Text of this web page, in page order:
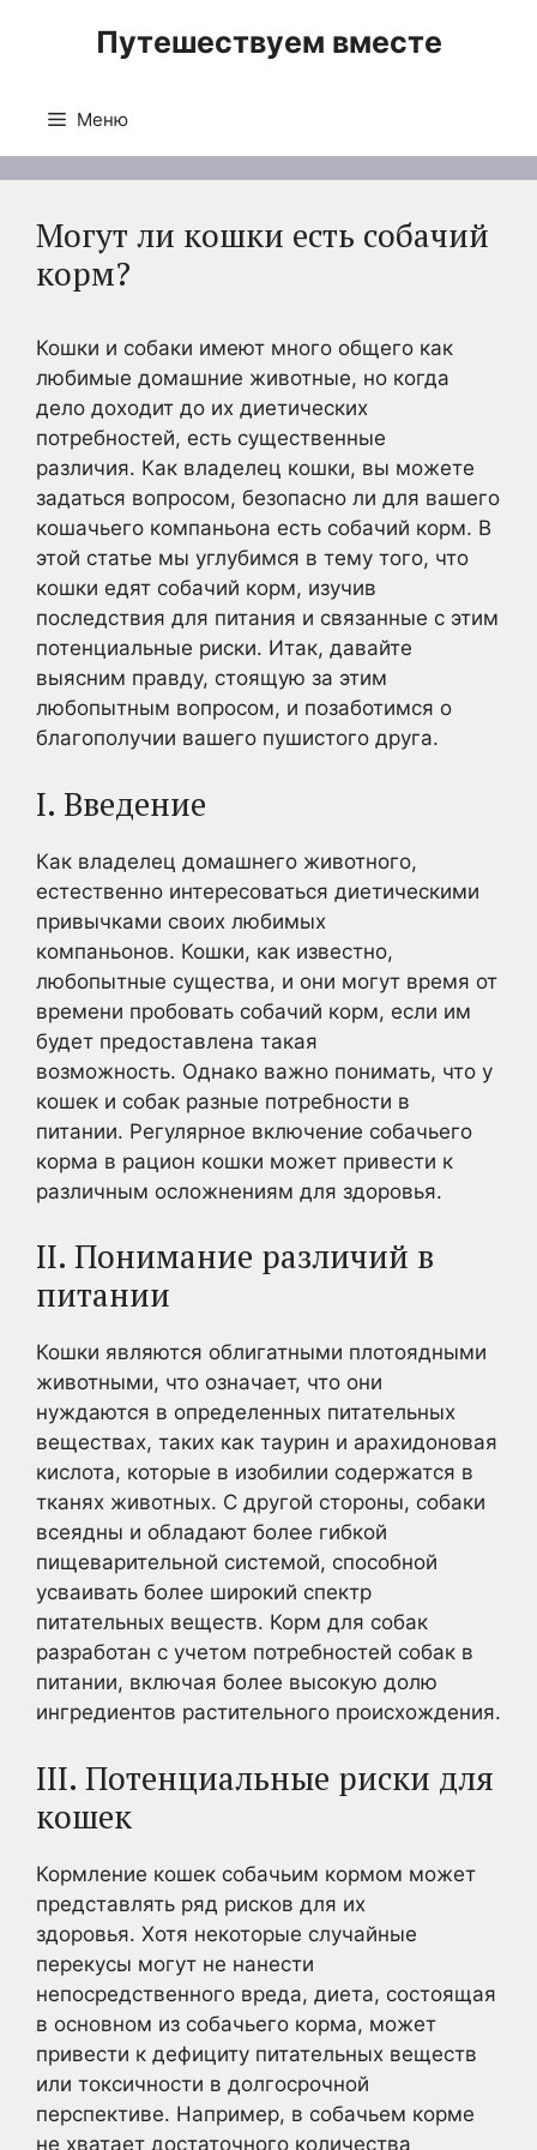
Путешествуем вместе
Меню
Могут ли кошки есть собачий
корм?
Кошки и собаки имеют много общего как
любимые домашние животные, но когда
дело доходит до их диетических
потребностей, есть существенные
различия. Как владелец кошки, вы можете
задаться вопросом, безопасно ли для вашего
кошачьего компаньона есть собачий корм. В
этой статье мы углубимся в тему того, что
кошки едят собачий корм, изучив
последствия для питания и связанные с этим
потенциальные риски. Итак, давайте
выясним правду, стоящую за этим
любопытным вопросом, и позаботимся о
благополучии вашего пушистого друга.
I. Введение
Как владелец домашнего животного,
естественно интересоваться диетическими
привычками своих любимых
компаньонов. Кошки, как известно,
любопытные существа, и они могут время от
времени пробовать собачий корм, если им
будет предоставлена такая
возможность. Однако важно понимать, что у
кошек и собак разные потребности в
питании. Регулярное включение собачьего
корма в рацион кошки может привести к
различным осложнениям для здоровья.
II. Понимание различий в
питании
Кошки являются облигатными плотоядными
животными, что означает, что они
нуждаются в определенных питательных
веществах, таких как таурин и арахидоновая
кислота, которые в изобилии содержатся в
тканях животных. С другой стороны, собаки
всеядны и обладают более гибкой
пищеварительной системой, способной
усваивать более широкий спектр
питательных веществ. Корм для собак
разработан с учетом потребностей собак в
питании, включая более высокую долю
ингредиентов растительного происхождения.
III. Потенциальные риски для
кошек
Кормление кошек собачьим кормом может
представлять ряд рисков для их
здоровья. Хотя некоторые случайные
перекусы могут не нанести
непосредственного вреда, диета, состоящая
в основном из собачьего корма, может
привести к дефициту питательных веществ
или токсичности в долгосрочной
перспективе. Например, в собачьем корме
не хватает достаточного количества